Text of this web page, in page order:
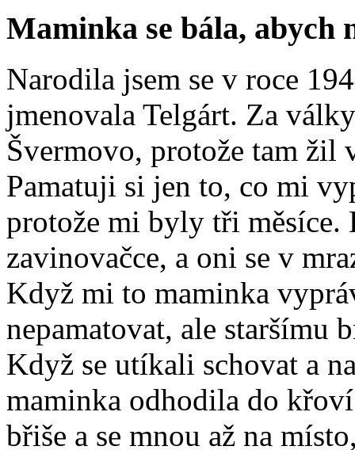
Maminka se bála, abych
Narodila jsem se v roce
jmenovala Telgárt. Za
Švermovo, protože tam žil
Pamatuji si jen to, co mi
protože mi byly tři měsíce.
zavinovačce, a oni se v
Když mi to maminka
nepamatovat, ale staršímu
Když se utíkali schovat a
maminka odhodila do
břiše a se mnou až na